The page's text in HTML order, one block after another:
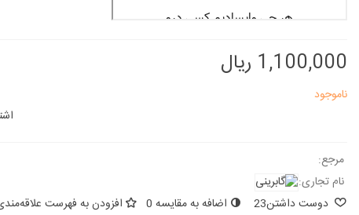
1,100,000 ریال
ناموجود
مرجع:
نام تجاری:
دوست داشتن23 اضافه به مقایسه 0 افزودن به فهرست